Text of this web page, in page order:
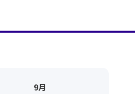
9月